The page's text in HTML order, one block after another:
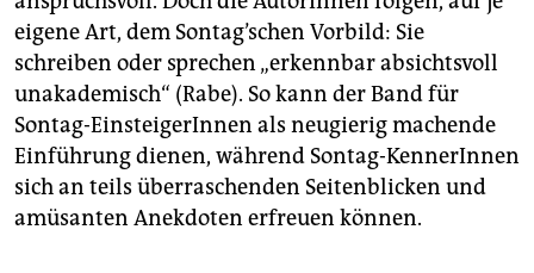
eigene Art, dem Sontag’schen Vorbild: Sie
schreiben oder sprechen „erkennbar absichtsvoll
unakademisch“ (Rabe). So kann der Band für
Sontag-EinsteigerInnen als neugierig machende
Einführung dienen, während Sontag-KennerInnen
sich an teils überraschenden Seitenblicken und
amüsanten Anekdoten erfreuen können.